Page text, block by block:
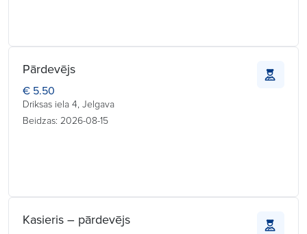
Pārdevējs
€ 5.50
Driksas iela 4, Jelgava
Beidzas: 2026-08-15
Kasieris – pārdevējs